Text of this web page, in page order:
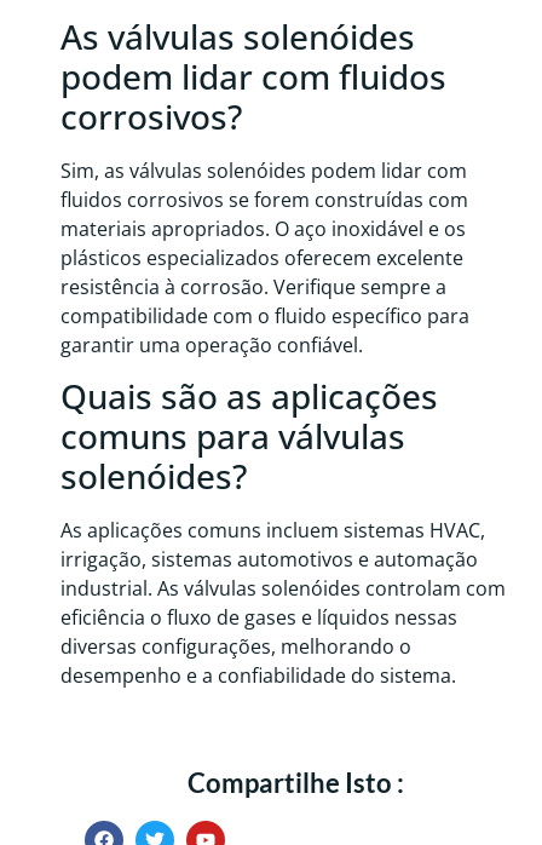
As válvulas solenóides
podem lidar com fluidos
corrosivos?
Sim, as válvulas solenóides podem lidar com
fluidos corrosivos se forem construídas com
materiais apropriados. O aço inoxidável e os
plásticos especializados oferecem excelente
resistência à corrosão. Verifique sempre a
compatibilidade com o fluido específico para
garantir uma operação confiável.
Quais são as aplicações
comuns para válvulas
solenóides?
As aplicações comuns incluem sistemas HVAC,
irrigação, sistemas automotivos e automação
industrial. As válvulas solenóides controlam com
eficiência o fluxo de gases e líquidos nessas
diversas configurações, melhorando o
desempenho e a confiabilidade do sistema.
Compartilhe Isto :